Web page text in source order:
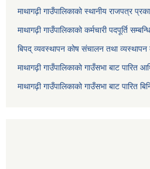
माथागढ़ी गाउँपालिकाको स्थानीय राजपत्र
माथागढ़ी गाउँपालिकाको कर्मचारी पदपूर्ति
बिपद् व्यवस्थापन कोष संचालन तथा व्यस्थापन
माथागढ़ी गाउँपालिकाको गाउँसभा बाट पारित
माथागढ़ी गाउँपालिकाको गाउँसभा बाट पारित